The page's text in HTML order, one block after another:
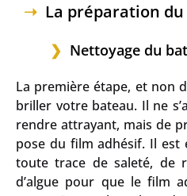
La préparation
Nettoyage du
La première étape, et non
briller votre bateau. Il ne
rendre attrayant, mais de
pose du film adhésif. Il
toute trace de saleté, de
d’algue pour que le film